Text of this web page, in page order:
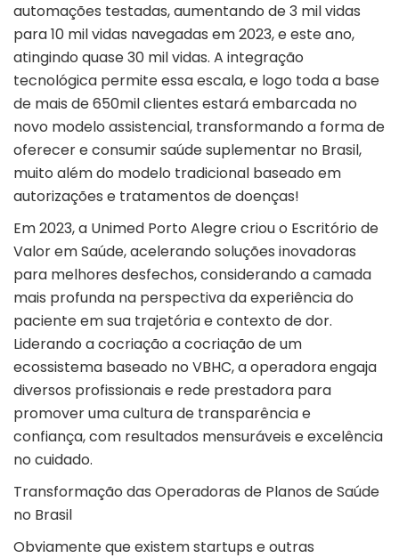
automações testadas, aumentando de 3 mil vidas
para 10 mil vidas navegadas em 2023, e este ano,
atingindo quase 30 mil vidas. A integração
tecnológica permite essa escala, e logo toda a base
de mais de 650mil clientes estará embarcada no
novo modelo assistencial, transformando a forma de
oferecer e consumir saúde suplementar no Brasil,
muito além do modelo tradicional baseado em
autorizações e tratamentos de doenças!
Em 2023, a Unimed Porto Alegre criou o Escritório de
Valor em Saúde, acelerando soluções inovadoras
para melhores desfechos, considerando a camada
mais profunda na perspectiva da experiência do
paciente em sua trajetória e contexto de dor.
Liderando a cocriação a cocriação de um
ecossistema baseado no VBHC, a operadora engaja
diversos profissionais e rede prestadora para
promover uma cultura de transparência e
confiança, com resultados mensuráveis e excelência
no cuidado.
Transformação das Operadoras de Planos de Saúde
no Brasil
Obviamente que existem startups e outras